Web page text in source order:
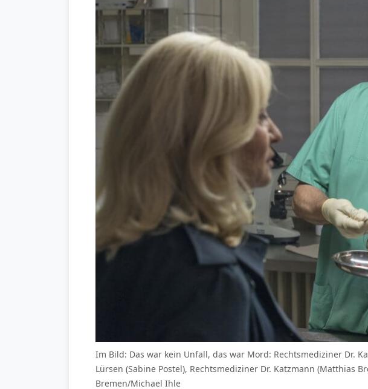
Im Bild: Das war kein Unfall, das war Mord: Rechtsmediziner Dr.
Lürsen (Sabine Postel), Rechtsmediziner Dr. Katzmann (Matthias
Bremen/Michael Ihle